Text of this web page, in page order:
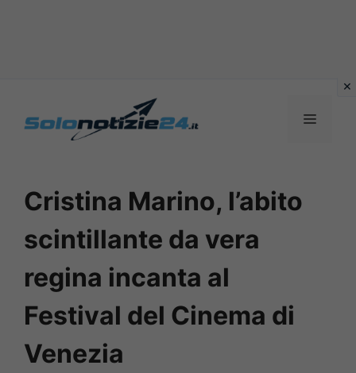
MENU
Cristina Marino, l’abito
scintillante da vera
regina incanta al
Festival del Cinema di
Venezia